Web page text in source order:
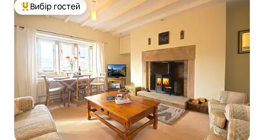
Топ вибір гостей
Вибір гостей